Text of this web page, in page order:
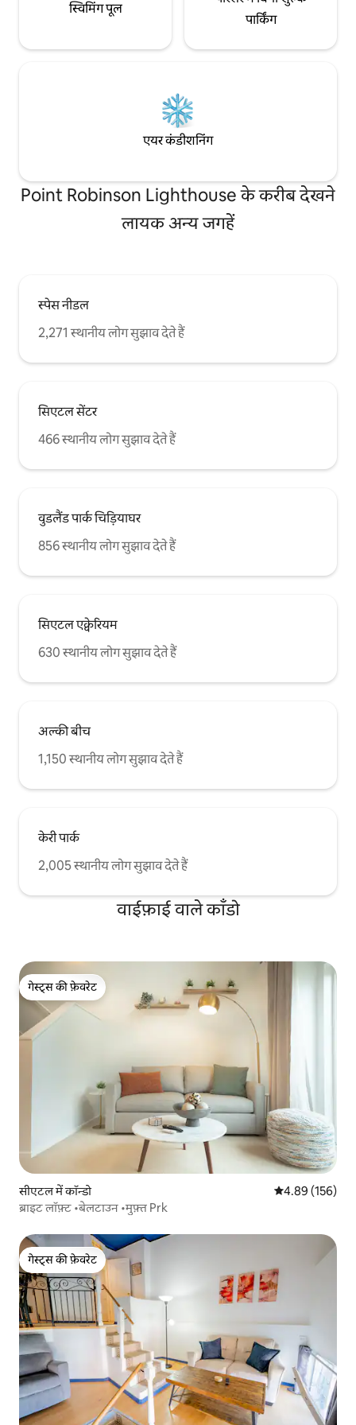
स्विमिंग पूल
पार्किंग
एयर कंडीशनिंग
Point Robinson Lighthouse के करीब देखने
लायक अन्य जगहें
स्पेस नीडल
2,271 स्थानीय लोग सुझाव देते हैं
सिएटल सेंटर
466 स्थानीय लोग सुझाव देते हैं
वुडलैंड पार्क चिड़ियाघर
856 स्थानीय लोग सुझाव देते हैं
सिएटल एक्वेरियम
630 स्थानीय लोग सुझाव देते हैं
अल्की बीच
1,150 स्थानीय लोग सुझाव देते हैं
केरी पार्क
2,005 स्थानीय लोग सुझाव देते हैं
वाईफ़ाई वाले काँडो
गेस्ट्स की फ़ेवरेट
गेस्ट्स की फ़ेवरेट
सीएटल में कॉन्डो औसत रेटिंग 5 में से
4.89 (156)
ब्राइट लॉफ़्ट •बेलटाउन •मुफ़्त Prk
गेस्ट्स की फ़ेवरेट
गेस्ट्स की फ़ेवरेट